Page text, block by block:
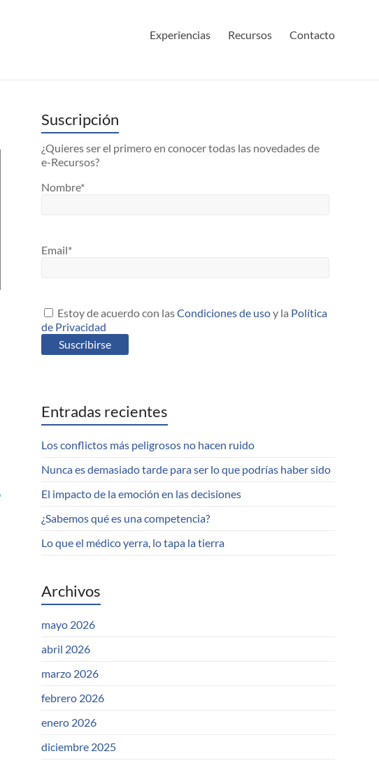
Experiencias Recursos Contacto
Suscripción
¿Quieres ser el primero en conocer todas las novedades de
e-Recursos?
Nombre*
Email*
Estoy de acuerdo con lasCondiciones de usoy la Política
de Privacidad
Entradas recientes
Los conflictos más peligrosos no hacen ruido
Nunca es demasiado tarde para ser lo que podrías haber sido
El impacto de la emoción en las decisiones
¿Sabemos qué es una competencia?
Lo que el médico yerra, lo tapa la tierra
Archivos
mayo 2026
abril 2026
marzo 2026
febrero 2026
enero 2026
diciembre 2025